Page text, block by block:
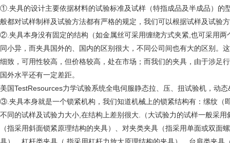
①.夹具的设计主要依据材料的试验标准及试样（特指成品及半成品）
般都对试样制样及试验方法都有严格的规定，我们可以根据试样及试验
②.夹具本身没有固定的结构（如金属丝可采用缠绕方式夹紧,也可采用
同小异，而夹具国外的、国内的区别很大，不同公司间也有大的区别。
细致，可用性较高，但价格较高，处在市场；而我们的夹具，由于涉足
国外水平还有一定差距。
美国TestResources力学试验系统全电伺服静态拉、压、扭试验机，动
③.夹具本身就是一个锁紧机构，我们知道机械上的锁紧结构有：缧纹（
不同的试样及试验力大小,在结构上差别很大.（大试验力的试样一般采
（指采用斜面锁紧原理结构的夹具）、对夹类夹具（指采用单面或双